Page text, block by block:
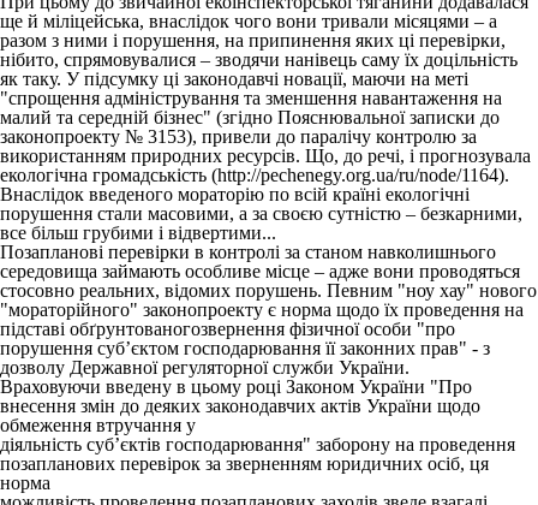
ще й міліцейська, внаслідок чого вони тривали місяцями – а
разом з ними і порушення, на припинення яких ці перевірки,
нібито, спрямовувалися – зводячи нанівець саму їх доцільність
як таку. У підсумку ці законодавчі новації, маючи на меті
"спрощення адміністрування та зменшення навантаження на
малий та середній бізнес" (згідно Пояснювальної записки до
законопроекту № 3153), привели до паралічу контролю за
використанням природних ресурсів. Що, до речі, і прогнозувала
екологічна громадськість (http://pechenegy.org.ua/ru/node/1164).
Внаслідок введеного мораторію по всій країні екологічні
порушення стали масовими, а за своєю сутністю – безкарними,
все більш грубими і відвертими...
Позапланові перевірки в контролі за станом навколишнього
середовища займають особливе місце – адже вони проводяться
стосовно реальних, відомих порушень. Певним "ноу хау" нового
"мораторійного" законопроекту є норма щодо їх проведення на
підставі обґрунтованогозвернення фізичної особи "про
порушення суб’єктом господарювання її законних прав" - з
дозволу Державної регуляторної служби України.
Враховуючи введену в цьому році Законом України "Про
внесення змін до деяких законодавчих актів України щодо
обмеження втручання у
діяльність суб’єктів господарювання" заборону на проведення
позапланових перевірок за зверненням юридичних осіб, ця
норма